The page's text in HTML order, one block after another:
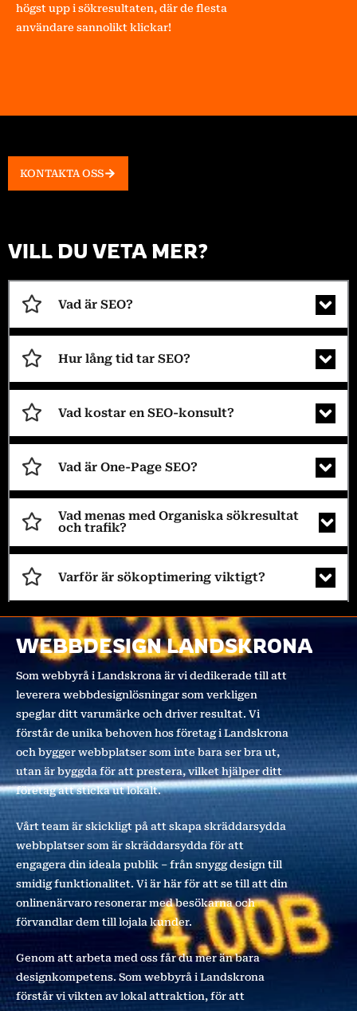
högst upp i sökresultaten, där de flesta
användare sannolikt klickar!
KONTAKTA OSS
VILL DU VETA MER?
Vad är SEO?
Hur lång tid tar SEO?
Vad kostar en SEO-konsult?
Vad är One-Page SEO?
Vad menas med Organiska sökresultat
och trafik?
Varför är sökoptimering viktigt?
WEBBDESIGN LANDSKRONA
Som webbyrå i Landskrona är vi dedikerade till att
leverera webbdesignlösningar som verkligen
speglar ditt varumärke och driver resultat. Vi
förstår de unika behoven hos företag i Landskrona
och bygger webbplatser som inte bara ser bra ut,
utan är byggda för att prestera, vilket hjälper ditt
företag att sticka ut lokalt.
Vårt team är skickligt på att skapa skräddarsydda
webbplatser som är skräddarsydda för att
engagera din ideala publik – från snygg design till
smidig funktionalitet. Vi är här för att se till att din
onlinenärvaro resonerar med besökarna och
förvandlar dem till lojala kunder.
Genom att arbeta med oss får du mer än bara
designkompetens. Som webbyrå i Landskrona
förstår vi vikten av lokal attraktion, för att